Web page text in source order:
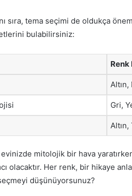
sıra, tema seçimi de oldukça
bulabilirsiniz:
Renk
Gri,
Altın,
mitolojik bir hava
olacaktır. Her renk, bir hikaye
düşünüyorsunuz?